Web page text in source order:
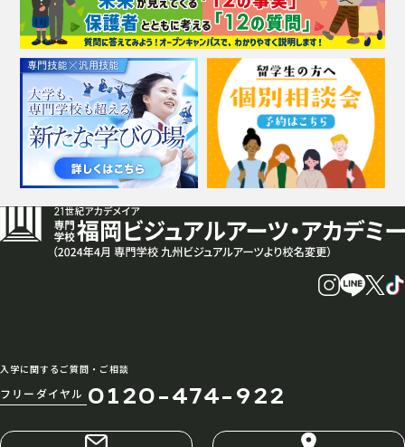
入学に関するご質問・ご相談
フリーダイヤル 0120-474-922